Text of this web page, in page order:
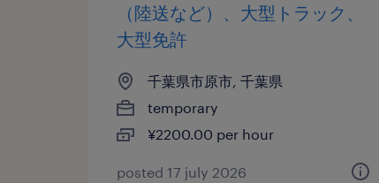
（陸送など）、大型トラック、
大型免許
千葉県市原市, 千葉県
temporary
¥2200.00 per hour
posted 17 july 2026